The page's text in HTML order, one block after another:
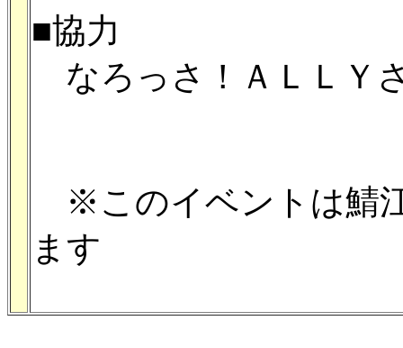
■協力
なろっさ！ＡＬＬＹ
※このイベントは鯖
ます